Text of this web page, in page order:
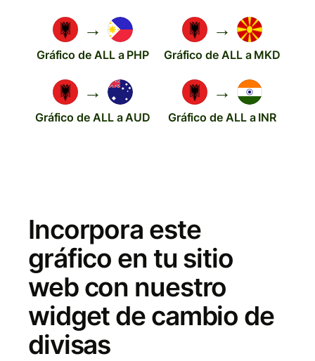
→
Gráfico de ALL a PHP
→
Gráfico de ALL a MKD
→
Gráfico de ALL a AUD
→
Gráfico de ALL a INR
Incorpora este
gráfico en tu sitio
web con nuestro
widget de cambio de
divisas